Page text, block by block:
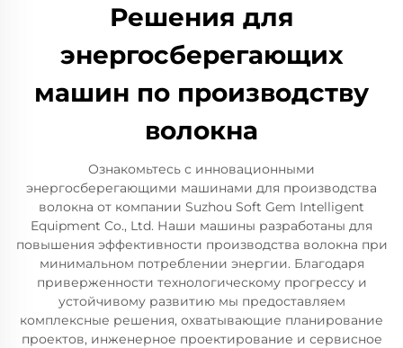
Решения для
энергосберегающих
машин по производству
волокна
Ознакомьтесь с инновационными
энергосберегающими машинами для производства
волокна от компании Suzhou Soft Gem Intelligent
Equipment Co., Ltd. Наши машины разработаны для
повышения эффективности производства волокна при
минимальном потреблении энергии. Благодаря
приверженности технологическому прогрессу и
устойчивому развитию мы предоставляем
комплексные решения, охватывающие планирование
проектов, инженерное проектирование и сервисное